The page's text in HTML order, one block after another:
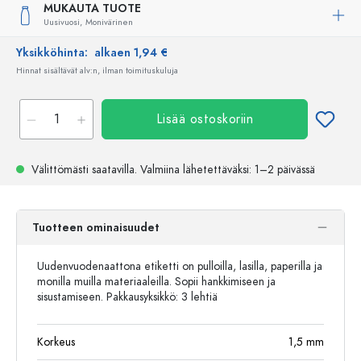
MUKAUTA TUOTE
Uusivuosi, Monivärinen
Yksikköhinta: alkaen 1,94 €
Hinnat sisältävät alv:n, ilman toimituskuluja
Lisää ostoskoriin
Välittömästi saatavilla. Valmiina lähetettäväksi: 1–2 päivässä
Tuotteen ominaisuudet
Uudenvuodenaattona etiketti on pulloilla, lasilla, paperilla ja
monilla muilla materiaaleilla. Sopii hankkimiseen ja
sisustamiseen. Pakkausyksikkö: 3 lehtiä
Korkeus 1,5 mm